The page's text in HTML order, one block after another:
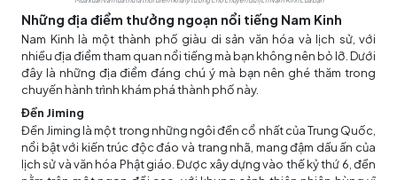
Những địa điểm thưởng ngoạn nổi tiếng Nam Kinh
Nam Kinh là một thành phố giàu di sản văn hóa và lịch sử, với
nhiều địa điểm tham quan nổi tiếng mà bạn không nên bỏ lỡ. Dưới
đây là những địa điểm đáng chú ý mà bạn nên ghé thăm trong
chuyến hành trình khám phá thành phố này.
Đền Jiming
Đền Jiming là một trong những ngôi đền cổ nhất của Trung Quốc,
nổi bật với kiến trúc độc đáo và trang nhã, mang đậm dấu ấn của
lịch sử và văn hóa Phật giáo. Được xây dựng vào thế kỷ thứ 6, đền